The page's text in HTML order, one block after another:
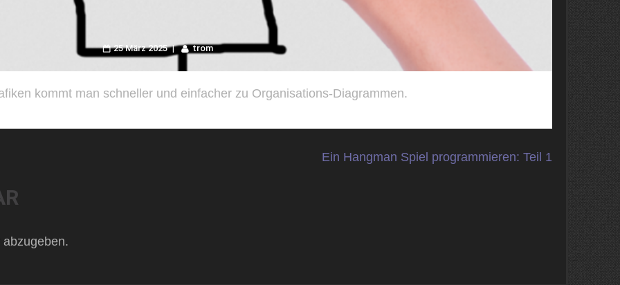
25 März 2025 trom
kommt man schneller und einfacher zu Organisations-Diagrammen.
Ein Hangman Spiel programmieren: Teil 1